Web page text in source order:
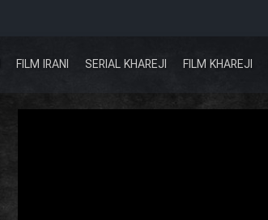
FILM IRANI SERIAL KHAREJI FILM KHAREJI